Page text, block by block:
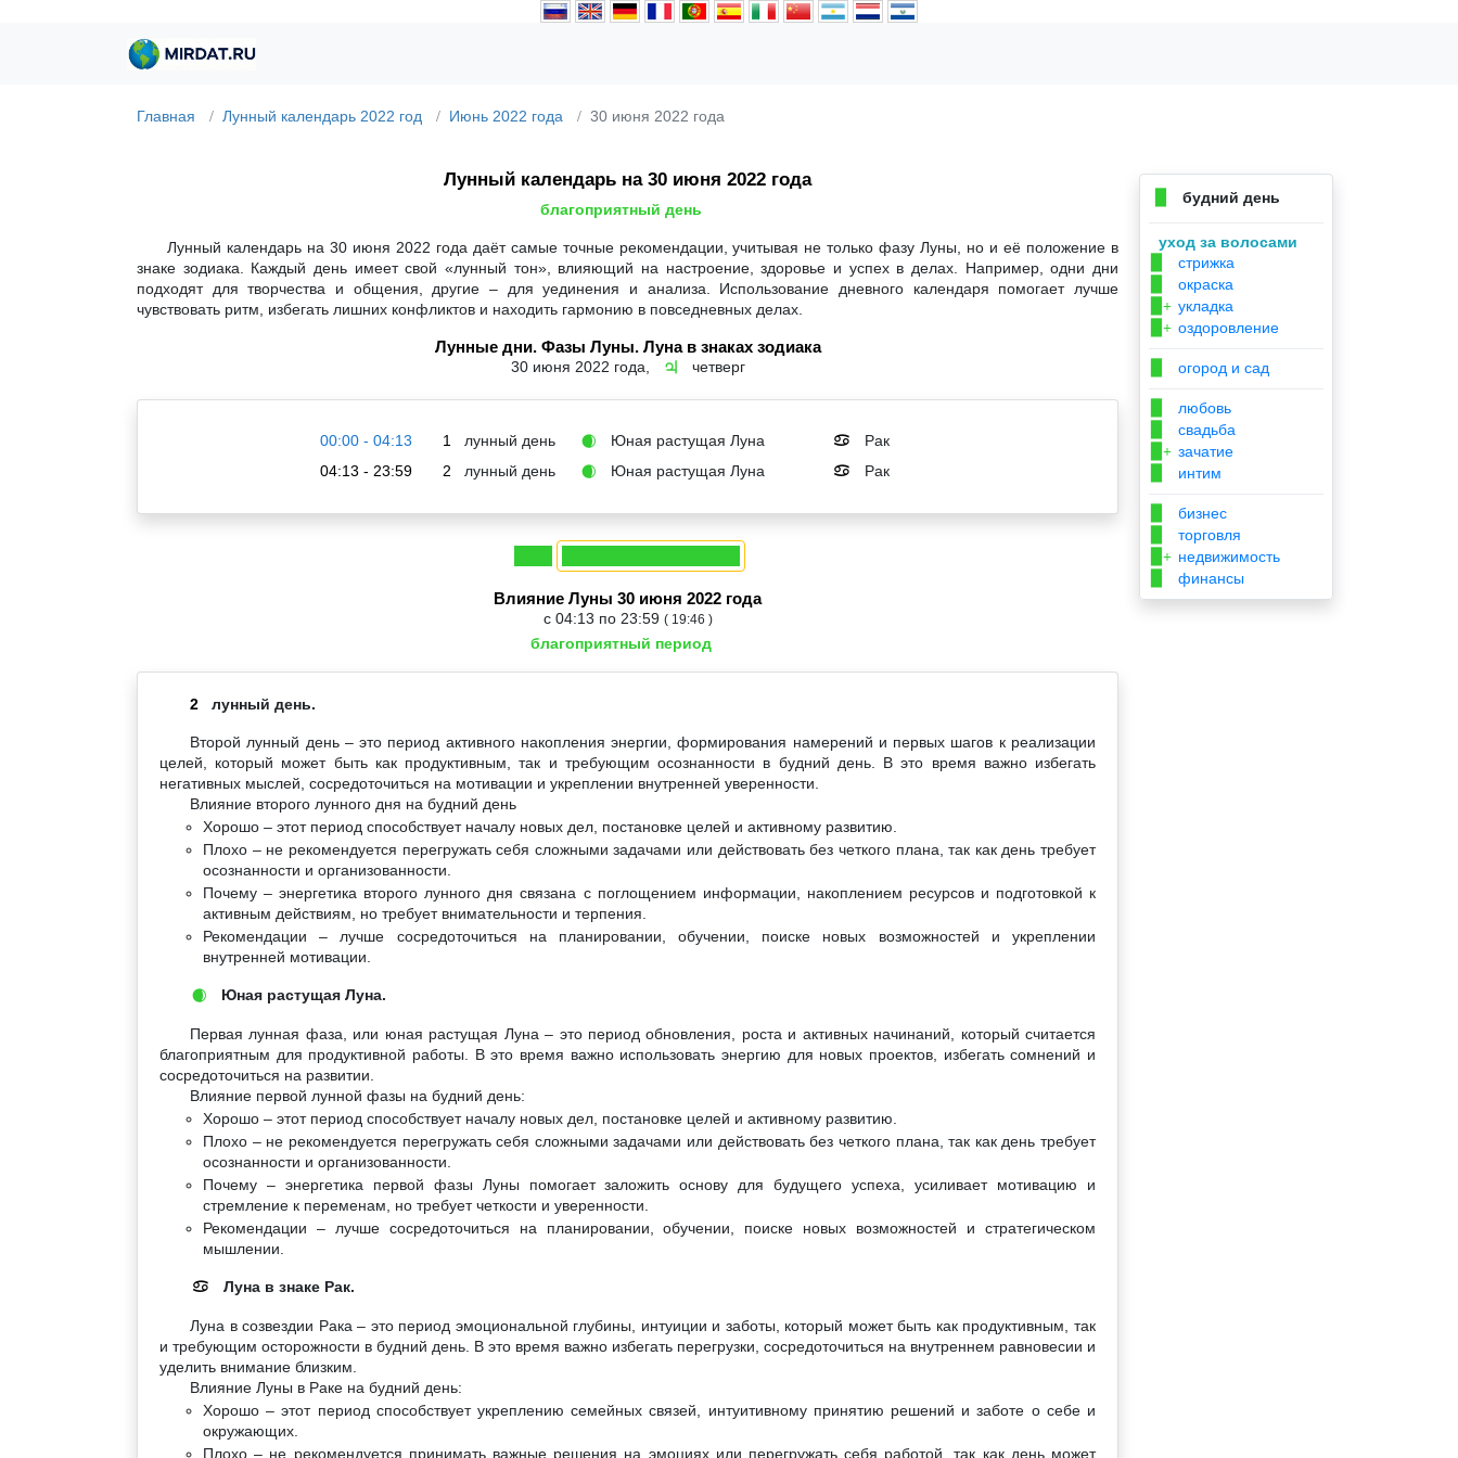
Главная Лунный календарь 2022 год Июнь 2022 года 30 июня 2022 года
Лунный календарь на 30 июня 2022 года
благоприятный день
Лунный календарь на 30 июня 2022 года даёт самые точные рекомендации, учитывая не только фазу Луны, но и её положение в
знаке зодиака. Каждый день имеет свой «лунный тон», влияющий на настроение, здоровье и успех в делах. Например, одни дни
подходят для творчества и общения, другие – для уединения и анализа. Использование дневного календаря помогает лучше
чувствовать ритм, избегать лишних конфликтов и находить гармонию в повседневных делах.
Лунные дни. Фазы Луны. Луна в знаках зодиака
30 июня 2022 года, ♃ четверг
00:00 - 04:13 1 лунный день 🌒 Юная растущая Луна ♋
Рак
04:13 - 23:59
2 лунный день 🌒 Юная растущая Луна ♋ Рак
Влияние Луны 30 июня 2022 года
с 04:13 по 23:59 ( 19:46 )
благоприятный период
2 лунный день.
Второй лунный день – это период активного накопления энергии, формирования намерений и первых шагов к реализации
целей, который может быть как продуктивным, так и требующим осознанности в будний день. В это время важно избегать
негативных мыслей, сосредоточиться на мотивации и укреплении внутренней уверенности.
Влияние второго лунного дня на будний день
Хорошо – этот период способствует началу новых дел, постановке целей и активному развитию.
Плохо – не рекомендуется перегружать себя сложными задачами или действовать без четкого плана, так как день требует
осознанности и организованности.
Почему – энергетика второго лунного дня связана с поглощением информации, накоплением ресурсов и подготовкой к
активным действиям, но требует внимательности и терпения.
Рекомендации – лучше сосредоточиться на планировании, обучении, поиске новых возможностей и укреплении
внутренней мотивации.
🌒 Юная растущая Луна.
Первая лунная фаза, или юная растущая Луна – это период обновления, роста и активных начинаний, который считается
благоприятным для продуктивной работы. В это время важно использовать энергию для новых проектов, избегать сомнений и
сосредоточиться на развитии.
Влияние первой лунной фазы на будний день:
Хорошо – этот период способствует началу новых дел, постановке целей и активному развитию.
Плохо – не рекомендуется перегружать себя сложными задачами или действовать без четкого плана, так как день требует
осознанности и организованности.
Почему – энергетика первой фазы Луны помогает заложить основу для будущего успеха, усиливает мотивацию и
стремление к переменам, но требует четкости и уверенности.
Рекомендации – лучше сосредоточиться на планировании, обучении, поиске новых возможностей и стратегическом
мышлении.
♋ Луна в знаке Рак.
Луна в созвездии Рака – это период эмоциональной глубины, интуиции и заботы, который может быть как продуктивным, так
и требующим осторожности в будний день. В это время важно избегать перегрузки, сосредоточиться на внутреннем равновесии и
уделить внимание близким.
Влияние Луны в Раке на будний день:
Хорошо – этот период способствует укреплению семейных связей, интуитивному принятию решений и заботе о себе и
окружающих.
Плохо – не рекомендуется принимать важные решения на эмоциях или перегружать себя работой, так как день может
будний день
уход за волосами
стрижка
окраска
▉+ укладка
▉+ оздоровление
огород и сад
любовь
свадьба
▉+ зачатие
интим
бизнес
торговля
▉+ недвижимость
финансы